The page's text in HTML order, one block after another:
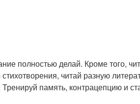
полностью делай. Кроме того,
читай разную
память, контрацепцию и